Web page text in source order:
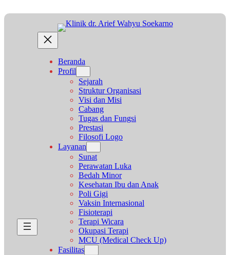
ke
Beranda
Profil
Sejarah
Struktur Organisasi
Visi dan Misi
Cabang
Tugas dan Fungsi
Prestasi
Filosofi Logo
Layanan
Sunat
Perawatan Luka
Bedah Minor
Kesehatan Ibu dan Anak
Poli Gigi
Vaksin Internasional
Fisioterapi
Terapi Wicara
Okupasi Terapi
MCU (Medical Check Up)
Fasilitas